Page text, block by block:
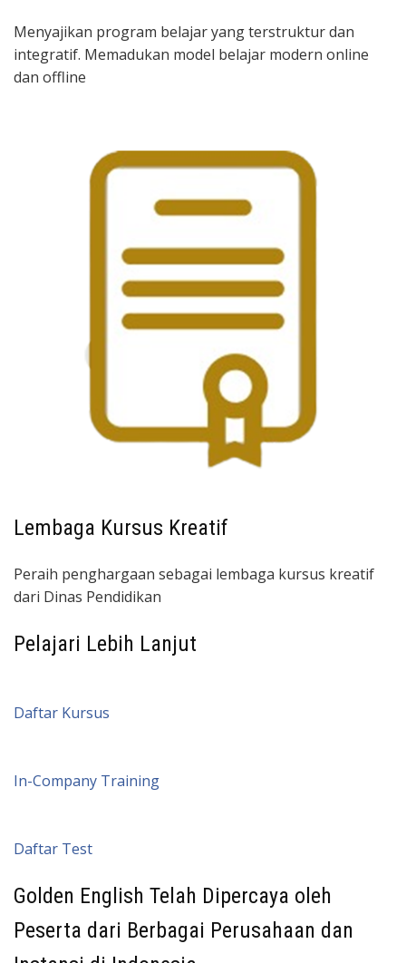
Menyajikan program belajar yang terstruktur dan
integratif. Memadukan model belajar modern online
dan offline
Lembaga Kursus Kreatif
Peraih penghargaan sebagai lembaga kursus kreatif
dari Dinas Pendidikan
Pelajari Lebih Lanjut
Daftar Kursus
In-Company Training
Daftar Test
Golden English Telah Dipercaya oleh
Peserta dari Berbagai Perusahaan dan